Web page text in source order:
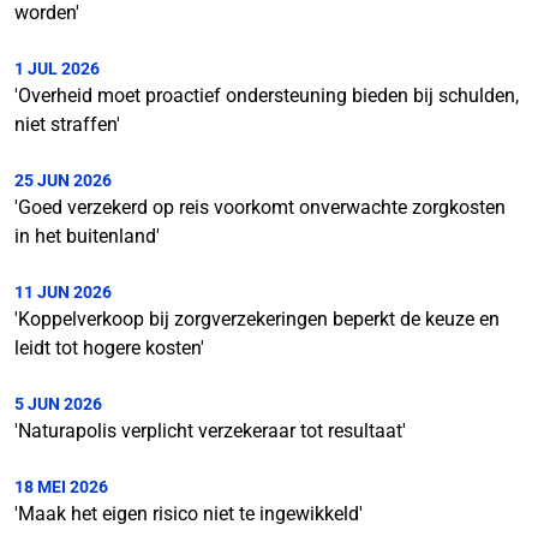
worden'
1 JUL 2026
'Overheid moet proactief ondersteuning bieden bij schulden,
niet straffen'
25 JUN 2026
'Goed verzekerd op reis voorkomt onverwachte zorgkosten
in het buitenland'
11 JUN 2026
'Koppelverkoop bij zorgverzekeringen beperkt de keuze en
leidt tot hogere kosten'
5 JUN 2026
'Naturapolis verplicht verzekeraar tot resultaat'
18 MEI 2026
'Maak het eigen risico niet te ingewikkeld'